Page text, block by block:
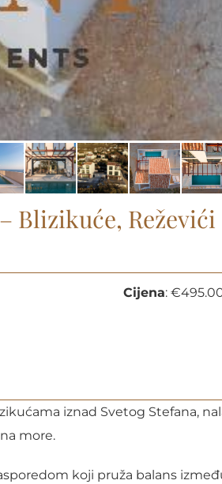
Blizikuće, Reževići
Cijena:€
iznad Svetog Stefana,
more.
koji pruža balans